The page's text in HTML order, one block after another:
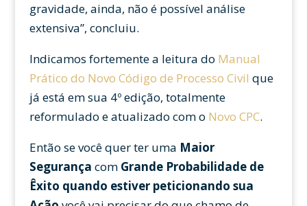
gravidade, ainda, não é possível análise
extensiva”, concluiu.
Indicamos fortemente a leitura do Manual
Prático do Novo Código de Processo Civil que
já está em sua 4º edição, totalmente
reformulado e atualizado com o Novo CPC.
Então se você quer ter uma Maior
Segurança com Grande Probabilidade de
Êxito quando estiver peticionando sua